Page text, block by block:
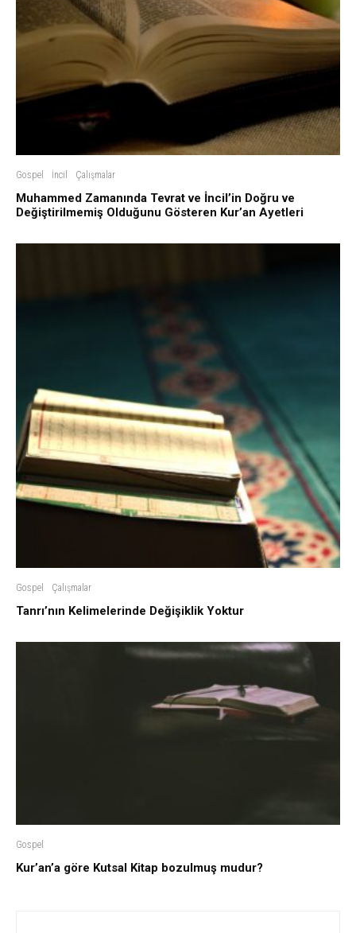
Gospel İncil Çalışmalar
Muhammed Zamanında Tevrat ve İncil’in Doğru ve
Değiştirilmemiş Olduğunu Gösteren Kur’an Ayetleri
Gospel Çalışmalar
Tanrı’nın Kelimelerinde Değişiklik Yoktur
Gospel
Kur’an’a göre Kutsal Kitap bozulmuş mudur?